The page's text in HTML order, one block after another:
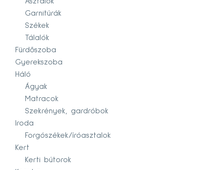
Garnitúrák
Székek
Tálalók
Fürdőszoba
Gyerekszoba
Háló
Ágyak
Matracok
Szekrények, gardróbok
Iroda
Forgószékek/íróasztalok
Kert
Kerti bútorok